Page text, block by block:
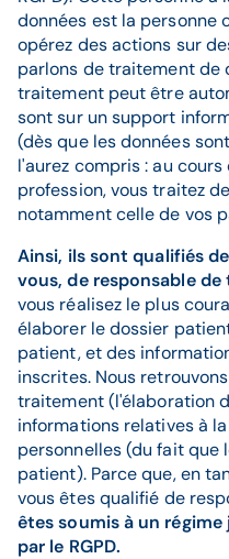
données est la personne
opérez des actions sur
parlons de traitement de
traitement peut être
sont sur un support
(dès que les données
l'aurez compris : au
profession, vous traitez
notamment celle de vos
Ainsi, ils sont qualifiés
vous, de responsable
vous réalisez le plus
élaborer le dossier
patient, et des
inscrites. Nous
traitement (l'élaboration
informations relatives à
personnelles (du fait que
patient). Parce que, en
vous êtes qualifié de
êtes soumis à un
par le RGPD.